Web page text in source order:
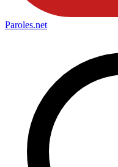
Paroles.net